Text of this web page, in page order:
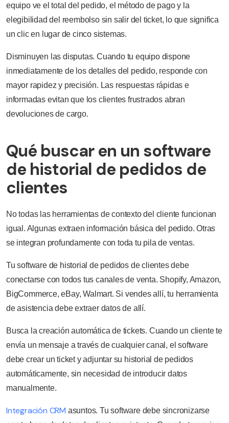
equipo ve el total del pedido, el método de pago y la
elegibilidad del reembolso sin salir del ticket, lo que significa
un clic en lugar de cinco sistemas.
Disminuyen las disputas. Cuando tu equipo dispone
inmediatamente de los detalles del pedido, responde con
mayor rapidez y precisión. Las respuestas rápidas e
informadas evitan que los clientes frustrados abran
devoluciones de cargo.
Qué buscar en un software
de historial de pedidos de
clientes
No todas las herramientas de contexto del cliente funcionan
igual. Algunas extraen información básica del pedido. Otras
se integran profundamente con toda tu pila de ventas.
Tu software de historial de pedidos de clientes debe
conectarse con todos tus canales de venta. Shopify, Amazon,
BigCommerce, eBay, Walmart. Si vendes allí, tu herramienta
de asistencia debe extraer datos de allí.
Busca la creación automática de tickets. Cuando un cliente te
envía un mensaje a través de cualquier canal, el software
debe crear un ticket y adjuntar su historial de pedidos
automáticamente, sin necesidad de introducir datos
manualmente.
Integración CRM asuntos. Tu software debe sincronizarse